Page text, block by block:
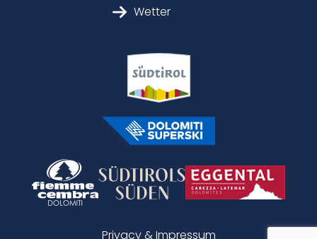
Wetter
Privacy & Impressum